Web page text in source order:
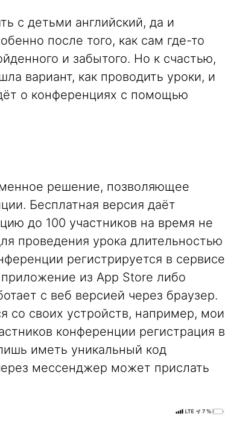
с детьми английский, да и
после того, как сам где-то
и забытого. Но к счастью,
вариант, как проводить уроки, и
о конференциях с помощью
решение, позволяющее
Бесплатная версия даёт
до 100 участников на время не
проведения урока длительностью
регистрируется в сервисе
из App Store либо
с веб версией через браузер.
со своих устройств, например, мои
конференции регистрация в
иметь уникальный код
мессенджер может прислать